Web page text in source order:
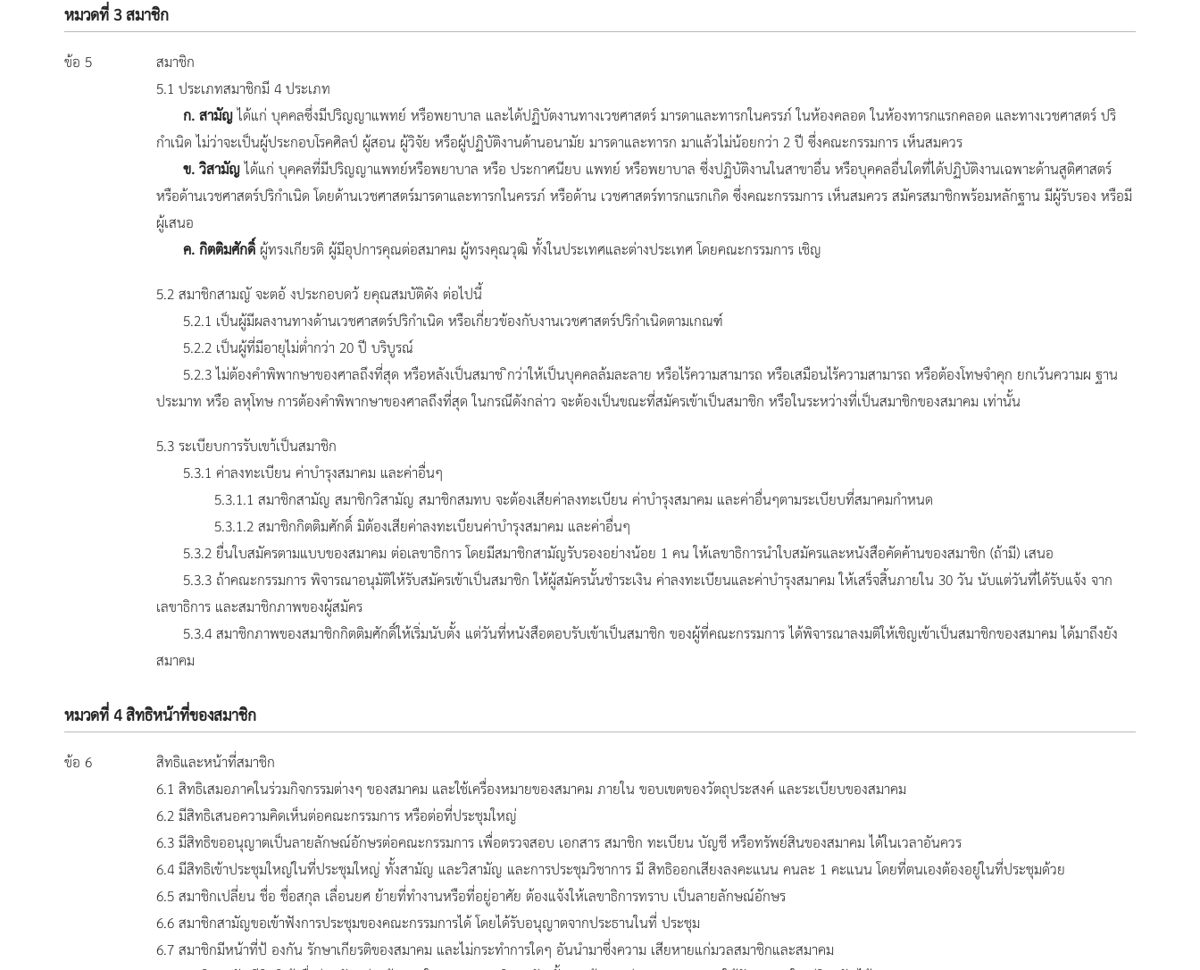
หมวดที่ 3 สมาชิก
ข้อ 5
สมาชิก
5.1 ประเภทสมาชิกมี 4 ประเภท
ก. สามัญได้แก่ บุคคลซึ่งมีปริญญาแพทย์ หรือพยาบาล และได้ปฏิบัตงานทางเวชศาสตร์ มารดาและทารกในครรภ์ ในห้องคลอด ในห้องทารกแรกคลอด และทางเวชศาสตร์ ปริ
กำเนิด ไม่ว่าจะเป็นผู้ประกอบโรคศิลป์ ผู้สอน ผู้วิจัย หรือผู้ปฏิบัติงานด้านอนามัย มารดาและทารก มาแล้วไม่น้อยกว่า 2 ปี ซึ่งคณะกรรมการ เห็นสมควร
ข. วิสามัญได้แก่ บุคคลที่มีปริญญาแพทย์หรือพยาบาล หรือ ประกาศนียบ แพทย์ หรือพยาบาล ซึ่งปฏิบัติงานในสาขาอื่น หรือบุคคลอื่นใดที่ได้ปฏิบัติงานเฉพาะด้านสูติศาสตร์
หรือด้านเวชศาสตร์ปริกำเนิด โดยด้านเวชศาสตร์มารดาและทารกในครรภ์ หรือด้าน เวชศาสตร์ทารกแรกเกิด ซึ่งคณะกรรมการ เห็นสมควร สมัครสมาชิกพร้อมหลักฐาน มีผู้รับรอง หรือมี
ผู้เสนอ
ค. กิตติมศักดิ์ผู้ทรงเกียรติ ผู้มีอุปการคุณต่อสมาคม ผู้ทรงคุณวุฒิ ทั้งในประเทศและต่างประเทศ โดยคณะกรรมการ เชิญ
5.2 สมาชิกสามญั จะตอ้ งประกอบดว้ ยคุณสมบัติดัง ต่อไปนี้
5.2.1 เป็นผู้มีผลงานทางด้านเวชศาสตร์ปริกําเนิด หรือเกี่ยวข้องกับงานเวชศาสตร์ปริกำเนิดตามเกณฑ์
5.2.2 เป็นผู้ที่มีอายุไม่ต่ำกว่า 20 ปี บริบูรณ์
5.2.3 ไม่ต้องคำพิพากษาของศาลถึงที่สุด หรือหลังเป็นสมาช ิกว่าให้เป็นบุคคลล้มละลาย หรือไร้ความสามารถ หรือเสมือนไร้ความสามารถ หรือต้องโทษจำคุก ยกเว้นความผ ฐาน
ประมาท หรือ ลหุโทษ การต้องคำพิพากษาของศาลถึงที่สุด ในกรณีดังกล่าว จะต้องเป็นขณะที่สมัครเข้าเป็นสมาชิก หรือในระหว่างที่เป็นสมาชิกของสมาคม เท่านั้น
5.3 ระเบียบการรับเขา้เป็นสมาชิก
5.3.1 ค่าลงทะเบียน ค่าบำรุงสมาคม และค่าอื่นๆ
5.3.1.1 สมาชิกสามัญ สมาชิกวิสามัญ สมาชิกสมทบ จะต้องเสียค่าลงทะเบียน ค่าบำรุงสมาคม และค่าอื่นๆตามระเบียบที่สมาคมกำหนด
5.3.1.2 สมาชิกกิตติมศักดิ์ มิต้องเสียค่าลงทะเบียนค่าบำรุงสมาคม และค่าอื่นๆ
5.3.2 ยื่นใบสมัครตามแบบของสมาคม ต่อเลขาธิการ โดยมีสมาชิกสามัญรับรองอย่างน้อย 1 คน ให้เลขาธิการนำใบสมัครและหนังสือคัดค้านของสมาชิก (ถ้ามี) เสนอ
5.3.3 ถ้าคณะกรรมการ พิจารณาอนุมัติให้รับสมัครเข้าเป็นสมาชิก ให้ผู้สมัครนั้นชำระเงิน ค่าลงทะเบียนและค่าบำรุงสมาคม ให้เสร็จสิ้นภายใน 30 วัน นับแต่วันที่ได้รับแจ้ง จาก
เลขาธิการ และสมาชิกภาพของผู้สมัคร
5.3.4 สมาชิกภาพของสมาชิกกิตติมศักดิ์ให้เริ่มนับตั้ง แต่วันที่หนังสือตอบรับเข้าเป็นสมาชิก ของผู้ที่คณะกรรมการ ได้พิจารณาลงมติให้เชิญเข้าเป็นสมาชิกของสมาคม ได้มาถึงยัง
สมาคม
หมวดที่ 4 สิทธิหน้าที่ของสมาชิก
ข้อ 6
สิทธิและหน้าที่สมาชิก
6.1 สิทธิเสมอภาคในร่วมกิจกรรมต่างๆ ของสมาคม และใช้เครื่องหมายของสมาคม ภายใน ขอบเขตของวัตถุประสงค์ และระเบียบของสมาคม
6.2 มีสิทธิเสนอความคิดเห็นต่อคณะกรรมการ หรือต่อที่ประชุมใหญ่
6.3 มีสิทธิขออนุญาตเป็นลายลักษณ์อักษรต่อคณะกรรมการ เพื่อตรวจสอบ เอกสาร สมาชิก ทะเบียน บัญชี หรือทรัพย์สินของสมาคม ได้ในเวลาอันควร
6.4 มีสิทธิเข้าประชุมใหญ่ในที่ประชุมใหญ่ ทั้งสามัญ และวิสามัญ และการประชุมวิชาการ มี สิทธิออกเสียงลงคะแนน คนละ 1 คะแนน โดยที่ตนเองต้องอยู่ในที่ประชุมด้วย
6.5 สมาชิกเปลี่ยน ชื่อ ชื่อสกุล เลื่อนยศ ย้ายที่ทำงานหรือที่อยู่อาศัย ต้องแจ้งให้เลขาธิการทราบ เป็นลายลักษณ์อักษร
6.6 สมาชิกสามัญขอเข้าฟังการประชุมของคณะกรรมการได้ โดยได้รับอนุญาตจากประธานในที่ ประชุม
6.7 สมาชิกมีหน้าที่ป้ องกัน รักษาเกียรติของสมาคม และไม่กระทำการใดๆ อันนำมาซึ่งความ เสียหายแก่มวลสมาชิกและสมาคม